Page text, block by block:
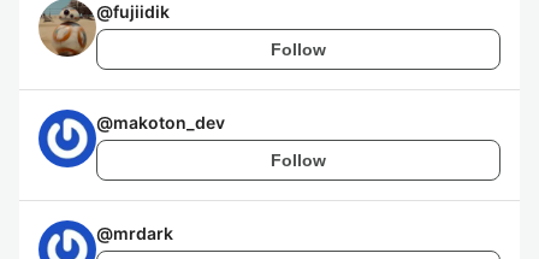
@fujiidik
Follow
@makoton_dev
Follow
@mrdark